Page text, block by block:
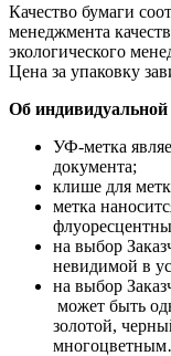
Качество бумаги
менеджмента
экологического
Цена за упаковку
Об
УФ-метка
документа;
клише для
метка
на выбор
невидимой в
на выбор
может быть
золотой,